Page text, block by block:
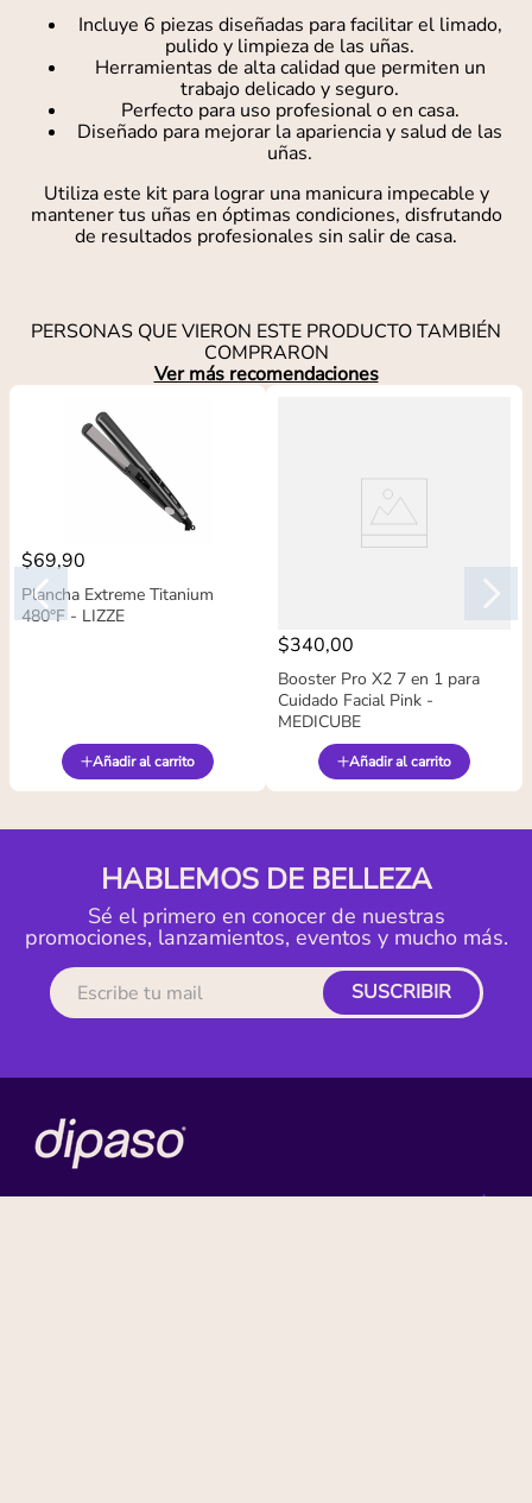
Incluye 6 piezas diseñadas para facilitar el limado,
pulido y limpieza de las uñas.
Herramientas de alta calidad que permiten un
trabajo delicado y seguro.
Perfecto para uso profesional o en casa.
Diseñado para mejorar la apariencia y salud de las
uñas.
Utiliza este kit para lograr una manicura impecable y
mantener tus uñas en óptimas condiciones, disfrutando
de resultados profesionales sin salir de casa.
PERSONAS QUE VIERON ESTE PRODUCTO TAMBIÉN
COMPRARON
Ver más recomendaciones
$69,90
Plancha Extreme Titanium
480°F - LIZZE
Añadir al carrito
$340,00
Booster Pro X2 7 en 1 para
Cuidado Facial Pink -
MEDICUBE
Añadir al carrito
HABLEMOS DE BELLEZA
Sé el primero en conocer de nuestras
promociones, lanzamientos, eventos y mucho más.
SUSCRIBIR
MI CUENTA